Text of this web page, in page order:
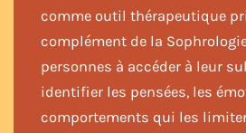
comme outil thérapeutique
complément de la
personnes à accéder à leur
identifier les pensées, les
comportements qui les